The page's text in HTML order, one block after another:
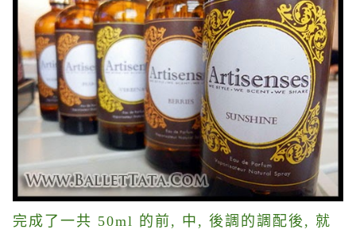
完成了一共 50ml 的前, 中, 後調的調配後, 就